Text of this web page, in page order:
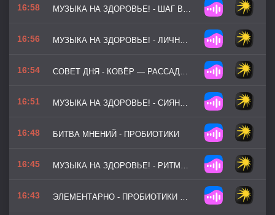
16:58 МУЗЫКА НА ЗДОРОВЬЕ! - ШАГ ВПЕРЕД
16:56 МУЗЫКА НА ЗДОРОВЬЕ! - ЛИЧНЫЙ РЕКОРД
16:54 СОВЕТ ДНЯ - КОВЁР — РАССАДНИК ПЫЛИ, КЛЕЩЕЙ И АЛЛЕРГЕНОВ
16:51 МУЗЫКА НА ЗДОРОВЬЕ! - СИЯНИЕ ФОРМЫ
16:48 БИТВА МНЕНИЙ - ПРОБИОТИКИ
16:45 МУЗЫКА НА ЗДОРОВЬЕ! - РИТМЫ ПРИРОДЫ
16:43 ЭЛЕМЕНТАРНО - ПРОБИОТИКИ И ПРЕБИОТИКИ